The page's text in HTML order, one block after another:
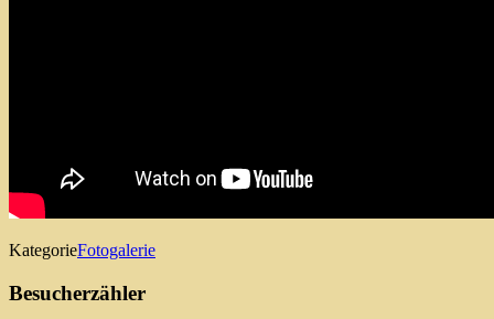
KategorieFotogalerie
Besucherzähler